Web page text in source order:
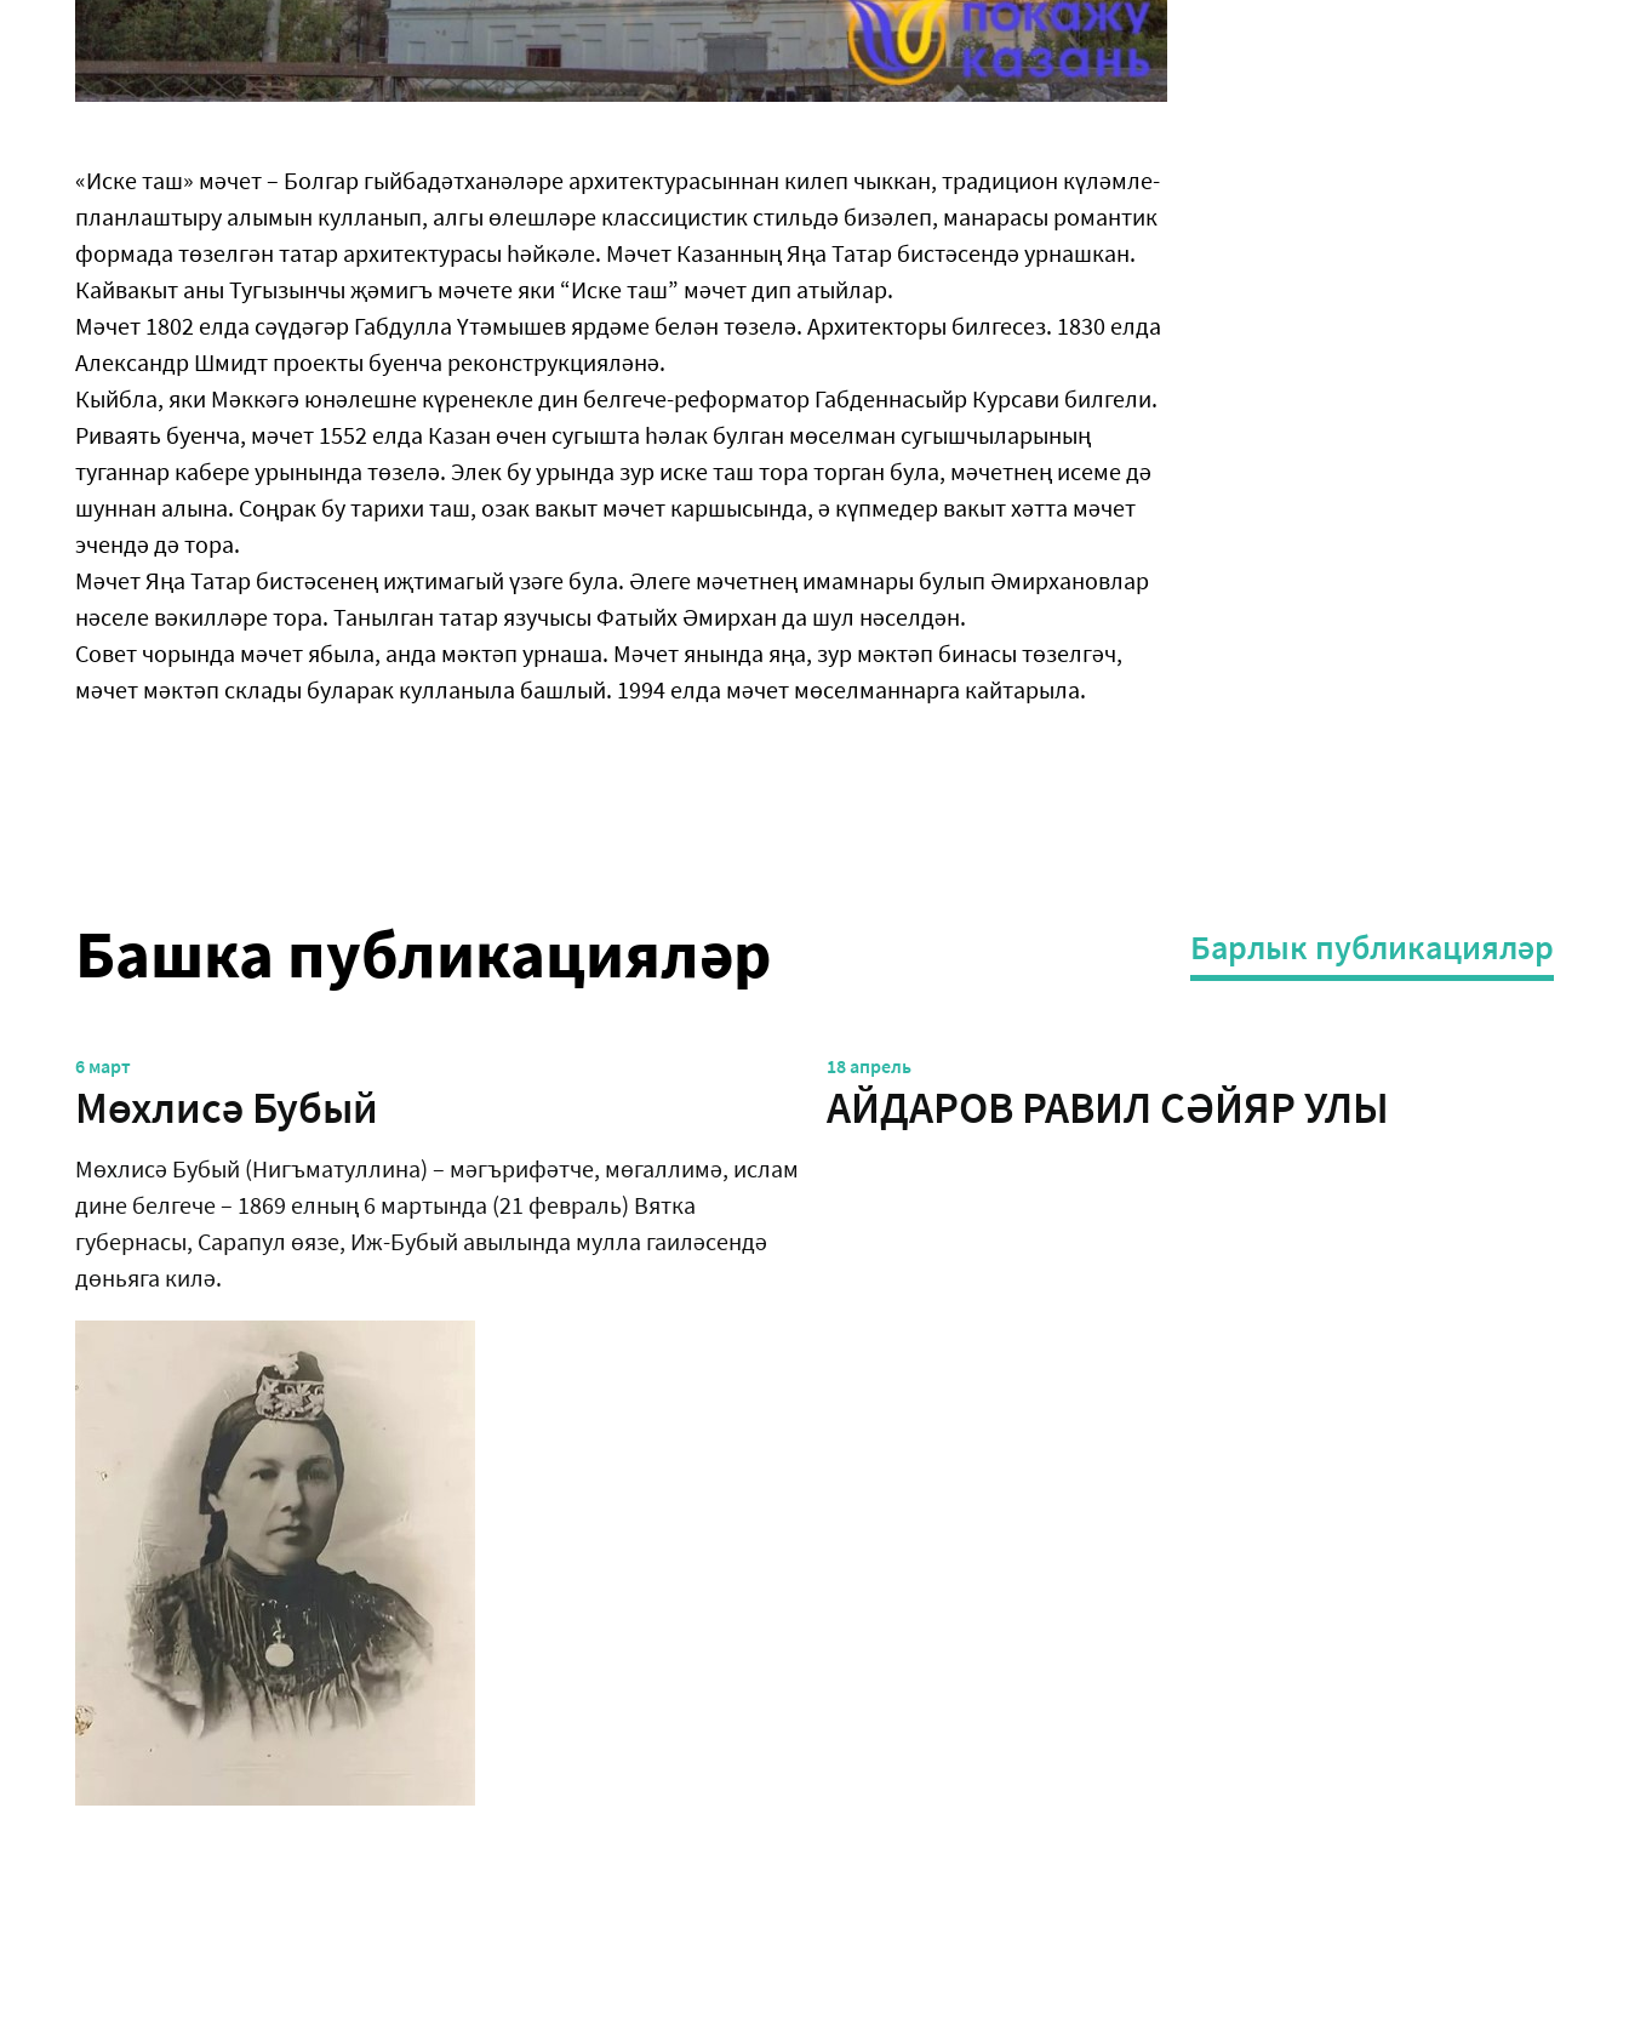
«Иске таш» мәчет – Болгар гыйбадәтханәләре архитектурасыннан килеп чыккан, традицион күләмле-
планлаштыру алымын кулланып, алгы өлешләре классицистик стильдә бизәлеп, манарасы романтик
формада төзелгән татар архитектурасы һәйкәле. Мәчет Казанның Яңа Татар бистәсендә урнашкан.
Кайвакыт аны Тугызынчы җәмигъ мәчете яки “Иске таш” мәчет дип атыйлар.
Мәчет 1802 елда сәүдәгәр Габдулла Үтәмышев ярдәме белән төзелә. Архитекторы билгесез. 1830 елда
Александр Шмидт проекты буенча реконструкцияләнә.
Кыйбла, яки Мәккәгә юнәлешне күренекле дин белгече-реформатор Габденнасыйр Курсави билгели.
Риваять буенча, мәчет 1552 елда Казан өчен сугышта һәлак булган мөселман сугышчыларының
туганнар кабере урынында төзелә. Элек бу урында зур иске таш тора торган була, мәчетнең исеме дә
шуннан алына. Соңрак бу тарихи таш, озак вакыт мәчет каршысында, ә күпмедер вакыт хәтта мәчет
эчендә дә тора.
Мәчет Яңа Татар бистәсенең иҗтимагый үзәге була. Әлеге мәчетнең имамнары булып Әмирхановлар
нәселе вәкилләре тора. Танылган татар язучысы Фатыйх Әмирхан да шул нәселдән.
Совет чорында мәчет ябыла, анда мәктәп урнаша. Мәчет янында яңа, зур мәктәп бинасы төзелгәч,
мәчет мәктәп склады буларак кулланыла башлый. 1994 елда мәчет мөселманнарга кайтарыла.
Башка публикацияләр Барлык публикацияләр
6 март
Мөхлисә Бубый
Мөхлисә Бубый (Нигъматуллина) – мәгърифәтче, мөгаллимә, ислам
дине белгече – 1869 елның 6 мартында (21 февраль) Вятка
губернасы, Сарапул өязе, Иж-Бубый авылында мулла гаиләсендә
дөньяга килә.
18 апрель
АЙДАРОВ РАВИЛ СӘЙЯР УЛЫ